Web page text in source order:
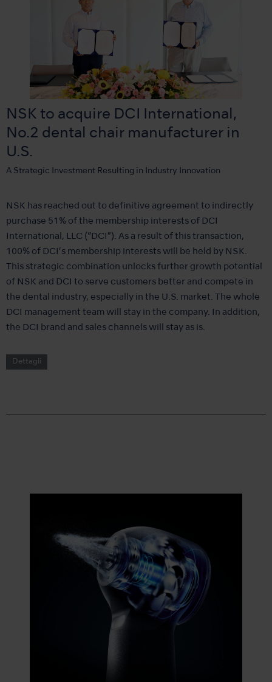
NSK to acquire DCI International,
No.2 dental chair manufacturer in
U.S.
A Strategic Investment Resulting in Industry Innovation
NSK has reached out to definitive agreement to indirectly
purchase 51% of the membership interests of DCI
International, LLC (“DCI”). As a result of this transaction,
100% of DCI’s membership interests will be held by NSK.
This strategic combination unlocks further growth potential
of NSK and DCI to serve customers better and compete in
the dental industry, especially in the U.S. market. The whole
DCI management team will stay in the company. In addition,
the DCI brand and sales channels will stay as is.
Dettagli